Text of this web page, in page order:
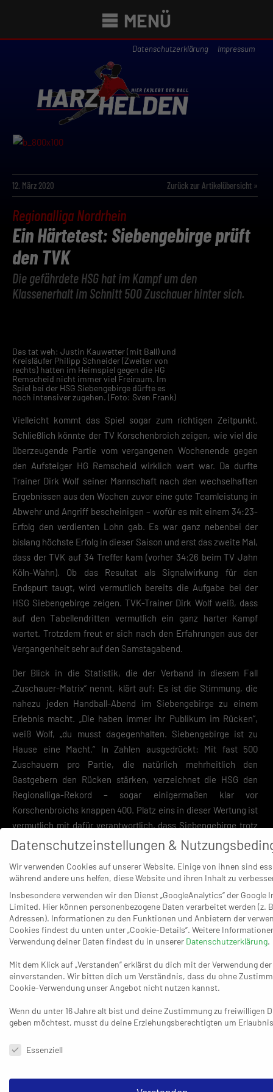
MENÜ
Datenschutzerklärung Impressum
12. März 2020 Zurück zur Artikelübersicht »
Regionalliga Nordrhein
Ein Härtetest: Siebengebirge prüft
den TVK
Die gefährdete HSG hat im Kampf um den
Klassenerhalt im Schnitt 500 Zuschauer hinter sich.
Das tat weh: Justin Kauwetter (mit Ball) und
Kreisläufer Philipp Schneider (Zweiter von
rechts) hatten im Heimspiel gegen die HG
Remscheid nicht immer viel Freiraum. Im
Spiel bei der HSG Siebengebirge dürfte es
noch intensiver zugehen. (Foto: Sven Frank)
Vielleicht kommt das Spiel sogar zum richtigen Zeitpunkt.
Schließlich könnte der TV Korschenbroich zeigen, wie viel die
überzeugende Partie vom vergangenen Wochenende gegen
den Aufsteiger HG Remscheid wirklich wert war. Da durfte
Trainer Dirk Wolf seiner Mannschaft nach den wechselhaften
Ergebnissen aus den Wochen zuvor eine gute Teamleistung in
Abwehr und Angriff bescheinigen – wofür es mit einem 34:23-
Erfolg den verdienten Lohn gab. Es war ganz nebenbei der
bislang höchste Erfolg in dieser Saison und erst das zweite Mal,
dass der TVK auf 34 Treffer kam (vorher 34:26 beim TV Jahn
Köln-Wahn). Ob das Resultat als Signalwirkung für den
Endspurt taugt, wird vermutlich bereits die Aufgabe bei der
HSG Siebengebirge zeigen. TVK-Trainer Dirk Wolf weiß, dass
auf den Tabellendritten vermutlich ein ganz harter Kampf
wartet. Trotzdem freut er sich nach den Erfahrungen aus der
Vergangenheit sehr auf den Samstagabend.
Der Blick in die Statistik, die der Verband in diesem Fall
„Zuschauer-Matrix“ nennt, klärt auf: Es ist die Stimmung, die
nahezu jeden Handball-Abend im Siebengebirge zu einem
Erlebnis macht. „Die haben immer ihr Publikum im Rücken“,
weiß Wolf, „du musst dagegenhalten. Siebengebirge ist zu
Hause eine Macht.“ In Zahlen ausgedrückt: Mit fast 500
Zuschauern pro Partie, die natürlich mehrheitlich den
Gastgebern den Rücken stärken, verzeichnet die HSG den
Regionalliga-Rekord – sogar einigermaßen klar vor
Korschenbroichs knappen 400. Platz eins in dieser Wertung ist
vermutlich mit dafür verantwortlich, dass Siebengebirge trotz
eins bitteren Saisonstarts nie aufgab.
Die Wende im Kampf gegen den Abstieg brachte allerdings erst
der Wechsel auf dem Trainerposten, als Lars Degenhardt und
Fabian Zächerl im Duo die Nachfolge des zurückgetretenen
Werner Köckner antraten. Unter ihrer Regie folgten 12:8 Punkte
– davon 10:4 im neuen Jahr. TVK-Coach Wolf weiß, dass die
HSG als Viertletzter bei 15:21 Zählern noch lange nicht am
möglichen Widerstand und einer insgesamt sehr
anspruchsvollen Aufgabe: „Wir werden auch clever und mit
rausnehmen.“ Es geht im Grunde immer wieder darum, in den
– ein Bereich, in dem der TVK in fremden Hallen durchaus Luft
Datenschutzeinstellungen &
Wir verwenden Cookies auf unserer Website. Einige von ihnen sind
während andere uns helfen, diese Website und ihren Inhalt zu
Insbesondere verwenden wir den Dienst „GoogleAnalytics“ der Google
Limited. Hier können personenbezogene Daten verarbeitet werden (z.
Adressen). Informationen zu den Funktionen und Anbietern der
Cookies findest du unten unter „Cookie-Details“. Weitere
Verwendung deiner Daten findest du in unserer Datenschutzerklärung.
Mit dem Klick auf „Verstanden“ erklärst du dich mit der Verwendung
einverstanden. Wir bitten dich um Verständnis, dass du ohne
Cookie-Verwendung unser Angebot nicht nutzen kannst.
Wenn du unter 16 Jahre alt bist und deine Zustimmung zu freiwilligen
geben möchtest, musst du deine Erziehungsberechtigten um
Datenschutzeinstellungen & Nutzungsbedingungen
Essenziell